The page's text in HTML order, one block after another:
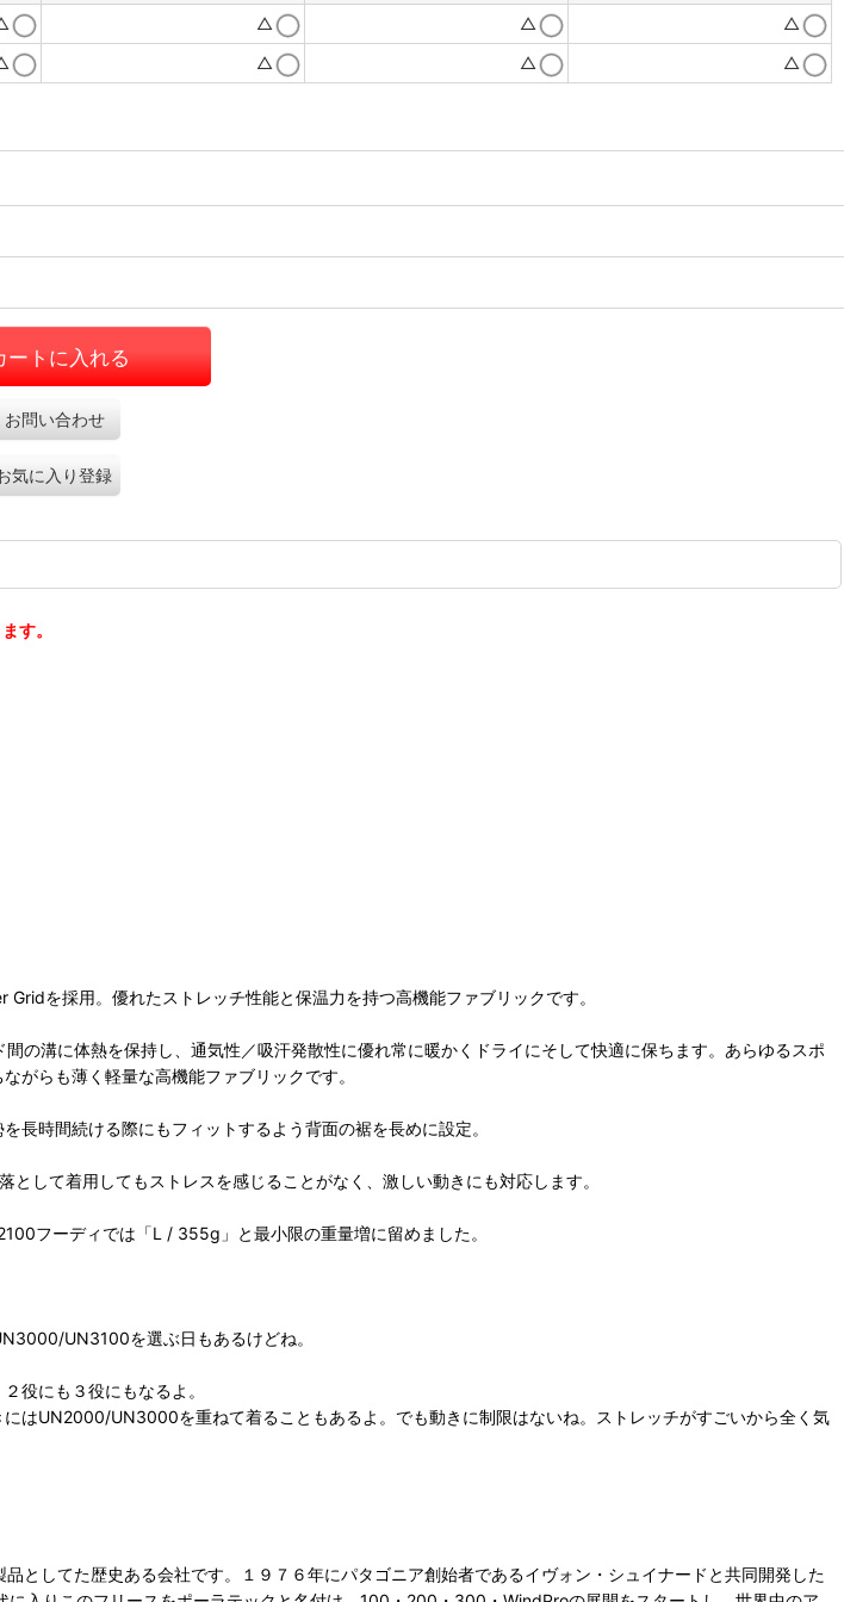
△ △
△
△ △ △
ートに入れる
お問い合わせ
気に入り登録
す。
を採用。優れたストレッチ性能と保温力を持つ高機能ファブリックです。
の溝に体熱を保持し、通気性／吸汗発散性に優れ常に暖かくドライにそして快適に保ちます。あらゆるスポ
がらも薄く軽量な高機能ファブリックです。
長時間続ける際にもフィットするよう背面の裾を長めに設定。
して着用してもストレスを感じることがなく、激しい動きにも対応します。
フーディでは「L / 355g」と最小限の重量増に留めました。
UN3100を選ぶ日もあるけどね。
役にも３役にもなるよ。
はUN2000/UN3000を重ねて着ることもあるよ。でも動きに制限はないね。ストレッチがすごいから全く気
としてた歴史ある会社です。１９７６年にパタゴニア創始者であるイヴォン・シュイナードと共同開発した